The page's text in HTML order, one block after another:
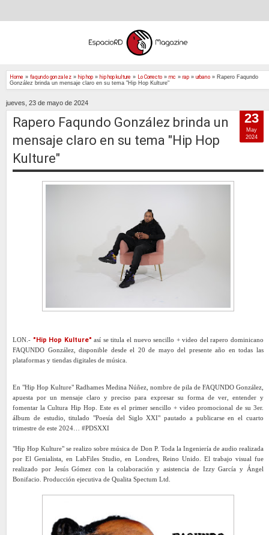
Home » faqundo gonzalez » hip hop » hip hop kulture » Lo Correcto » mc » rap » urbano » Rapero Faqundo
González brinda un mensaje claro en su tema "Hip Hop Kulture"
jueves, 23 de mayo de 2024
Rapero Faqundo González brinda un
mensaje claro en su tema "Hip Hop
Kulture"
LON.- "Hip Hop Kulture" así se titula el nuevo sencillo + video del rapero dominicano
FAQUNDO González, disponible desde el 20 de mayo del presente año en todas las
plataformas y tiendas digitales de música.
En "Hip Hop Kulture" Radhames Medina Núñez, nombre de pila de FAQUNDO González,
apuesta por un mensaje claro y preciso para expresar su forma de ver, entender y
fomentar la Cultura Hip Hop. Este es el primer sencillo + video promocional de su 3er.
álbum de estudio, titulado "Poesía del Siglo XXI" pautado a publicarse en el cuarto
trimestre de este 2024… #PDSXXI
"Hip Hop Kulture" se realizo sobre música de Don P. Toda la Ingeniería de audio realizada
por El Genialista, en LabFiles Studio, en Londres, Reino Unido. El trabajo visual fue
realizado por Jesús Gómez con la colaboración y asistencia de Izzy García y Ángel
Bonifacio. Producción ejecutiva de Qualita Spectum Ltd.
23
May
2024